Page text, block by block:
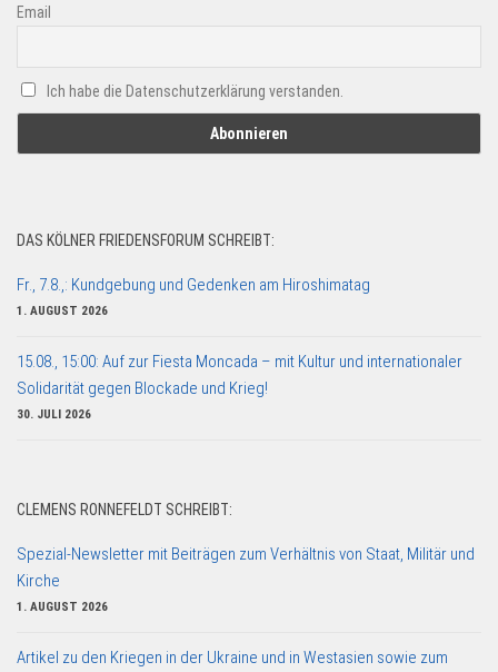
Email
Ich habe die Datenschutzerklärung verstanden.
DAS KÖLNER FRIEDENSFORUM SCHREIBT:
Fr., 7.8.,: Kundgebung und Gedenken am Hiroshimatag
1. AUGUST 2026
15.08., 15:00: Auf zur Fiesta Moncada – mit Kultur und internationaler
Solidarität gegen Blockade und Krieg!
30. JULI 2026
CLEMENS RONNEFELDT SCHREIBT:
Spezial-Newsletter mit Beiträgen zum Verhältnis von Staat, Militär und
Kirche
1. AUGUST 2026
Artikel zu den Kriegen in der Ukraine und in Westasien sowie zum